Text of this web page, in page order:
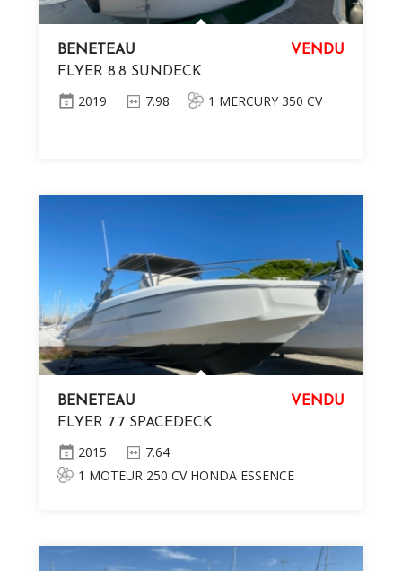
BENETEAU
FLYER 8.8 SUNDECK
VENDU
2019 7.98 1 MERCURY 350 CV
BENETEAU
FLYER 7.7 SPACEDECK
VENDU
2015
7.64
1 MOTEUR 250 CV HONDA ESSENCE